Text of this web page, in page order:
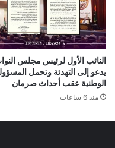
النائب الأول لرئيس مجلس
يدعو إلى التهدئة وتحمل
الوطنية عقب أحداث صرمان
منذ 6 ساعات